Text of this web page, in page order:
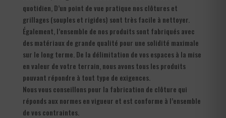
quotidien, D’un point de vue pratique nos clôtures et
grillages (souples et rigides) sont très facile à nettoyer.
Également, l’ensemble de nos produits sont fabriqués avec
des matériaux de grande qualité pour une solidité maximale
sur le long terme. De la délimitation de vos espaces à la mise
en valeur de votre terrain, nous avons tous les produits
pouvant répondre à tout type de exigences.
Nous vous conseillons pour la fabrication de clôture qui
réponds aux normes en vigueur et est conforme à l’ensemble
de vos contraintes.